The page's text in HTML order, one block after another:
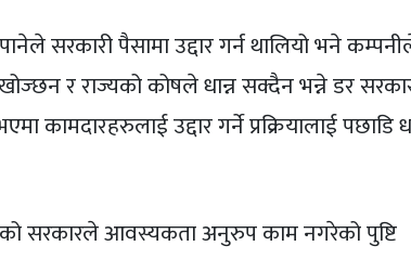
सरकारी पैसामा उद्दार गर्न थालियो भने
र राज्यको कोषले धान्न सक्दैन भन्ने डर
कामदारहरुलाई उद्दार गर्ने प्रक्रियालाई
सरकारले आवस्यकता अनुरुप काम नगरेको पुष्टि